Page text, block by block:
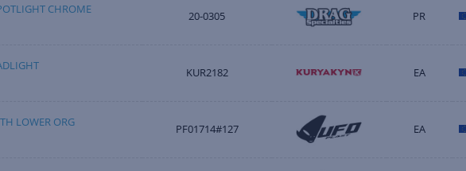
CHROME
20-0305 PR
KUR2182 EA
LOWER ORG
PF01714#127 EA